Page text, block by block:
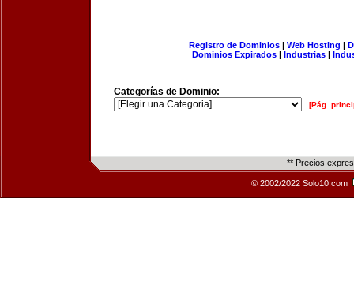
Registro de Dominios| Web Hosting |
Dominios Expirados | Industrias |
Categorías de Dominio:
[Pág.
** Precios
© 2002/2022 Solo10.com